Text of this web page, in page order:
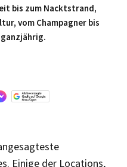
bis zum Nacktstrand,
­vom ­Champagner bis
Einige der Locations,